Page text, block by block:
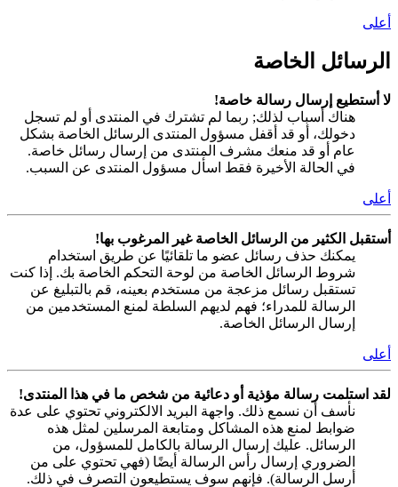
أعلى
الرسائل الخاصة
لا أستطيع إرسال رسالة خاصة!
هناك أسباب لذلك; ربما لم تشترك في المنتدى أو لم تسجل
دخولك، أو قد أقفل مسؤول المنتدى الرسائل الخاصة بشكل
عام أو قد منعك مشرف المنتدى من إرسال رسائل خاصة.
في الحالة الأخيرة فقط اسأل مسؤول المنتدى عن السبب.
أعلى
أستقبل الكثير من الرسائل الخاصة غير المرغوب بها!
يمكنك حذف رسائل عضو ما تلقائيًا عن طريق استخدام
شروط الرسائل الخاصة من لوحة التحكم الخاصة بك. إذا كنت
تستقبل رسائل مزعجة من مستخدم بعينه، قم بالتبليغ عن
الرسالة للمدراء؛ فهم لديهم السلطة لمنع المستخدمين من
إرسال الرسائل الخاصة.
أعلى
لقد استلمت رسالة مؤذية أو دعائية من شخص ما في هذا المنتدى!
نأسف أن نسمع ذلك. واجهة البريد الالكتروني تحتوي على عدة
ضوابط لمنع هذه المشاكل ومتابعة المرسلين لمثل هذه
الرسائل. عليك إرسال الرسالة بالكامل للمسؤول، من
الضروري إرسال رأس الرسالة أيضًا (فهي تحتوي على من
أرسل الرسالة). فإنهم سوف يستطيعون التصرف في ذلك.